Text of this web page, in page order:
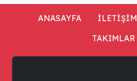
ANASAYFA İLETİŞİM
TAKIMLAR